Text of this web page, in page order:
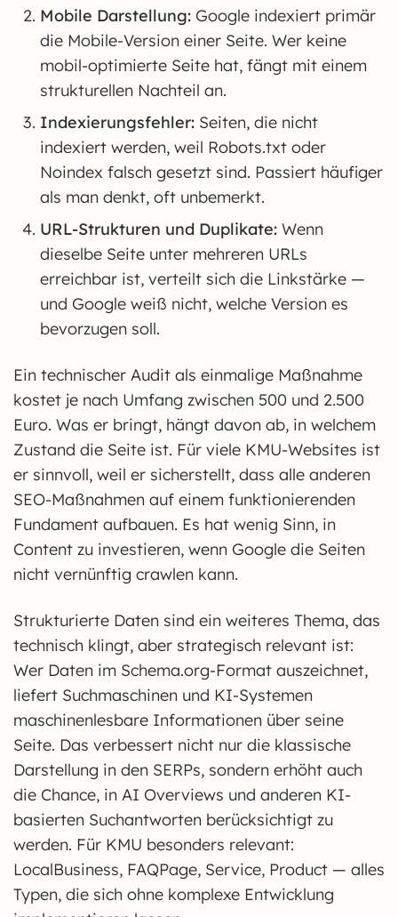
Mobile Darstellung: Google indexiert primär
die Mobile-Version einer Seite. Wer keine
mobil-optimierte Seite hat, fängt mit einem
strukturellen Nachteil an.
Indexierungsfehler: Seiten, die nicht
indexiert werden, weil Robots.txt oder
Noindex falsch gesetzt sind. Passiert häufiger
als man denkt, oft unbemerkt.
URL-Strukturen und Duplikate: Wenn
dieselbe Seite unter mehreren URLs
erreichbar ist, verteilt sich die Linkstärke —
und Google weiß nicht, welche Version es
bevorzugen soll.
Ein technischer Audit als einmalige Maßnahme
kostet je nach Umfang zwischen 500 und 2.500
Euro. Was er bringt, hängt davon ab, in welchem
Zustand die Seite ist. Für viele KMU-Websites ist
er sinnvoll, weil er sicherstellt, dass alle anderen
SEO-Maßnahmen auf einem funktionierenden
Fundament aufbauen. Es hat wenig Sinn, in
Content zu investieren, wenn Google die Seiten
nicht vernünftig crawlen kann.
Strukturierte Daten sind ein weiteres Thema, das
technisch klingt, aber strategisch relevant ist:
Wer Daten im Schema.org-Format auszeichnet,
liefert Suchmaschinen und KI-Systemen
maschinenlesbare Informationen über seine
Seite. Das verbessert nicht nur die klassische
Darstellung in den SERPs, sondern erhöht auch
die Chance, in AI Overviews und anderen KI-
basierten Suchantworten berücksichtigt zu
werden. Für KMU besonders relevant:
LocalBusiness, FAQPage, Service, Product — alles
Typen, die sich ohne komplexe Entwicklung